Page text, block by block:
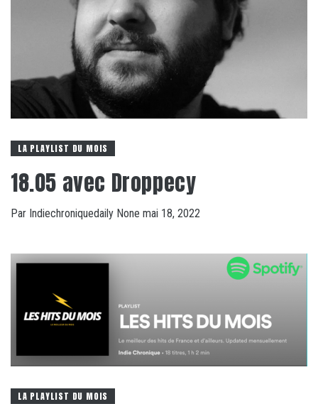
LA PLAYLIST DU MOIS
18.05 avec Droppecy
Par Indiechroniquedaily None mai 18, 2022
LA PLAYLIST DU MOIS